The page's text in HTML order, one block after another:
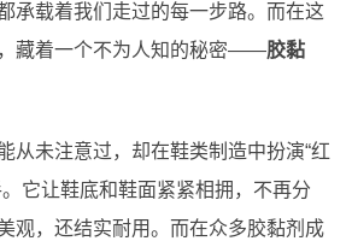
承载着我们走过的每一步路。而在这
藏着一个不为人知的秘密——胶黏
从未注意过，却在鞋类制造中扮演“红
它让鞋底和鞋面紧紧相拥，不再分
观，还结实耐用。而在众多胶黏剂成